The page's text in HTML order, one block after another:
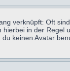
verknüpft: Oft
in der
keinen Avatar